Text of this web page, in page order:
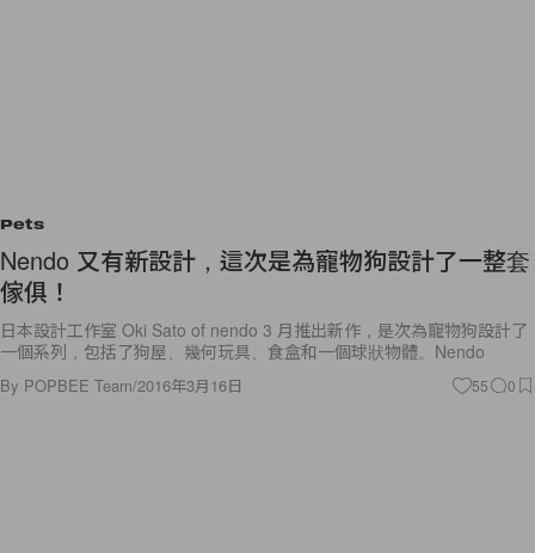
Pets
Nendo 又有新設計，這次是為寵物狗設計了一整套
傢俱！
日本設計工作室 Oki Sato of nendo 3 月推出新作，是次為寵物狗設計了
一個系列，包括了狗屋、幾何玩具、食盒和一個球狀物體。Nendo
By POPBEE Team/2016年3月16日 55 0